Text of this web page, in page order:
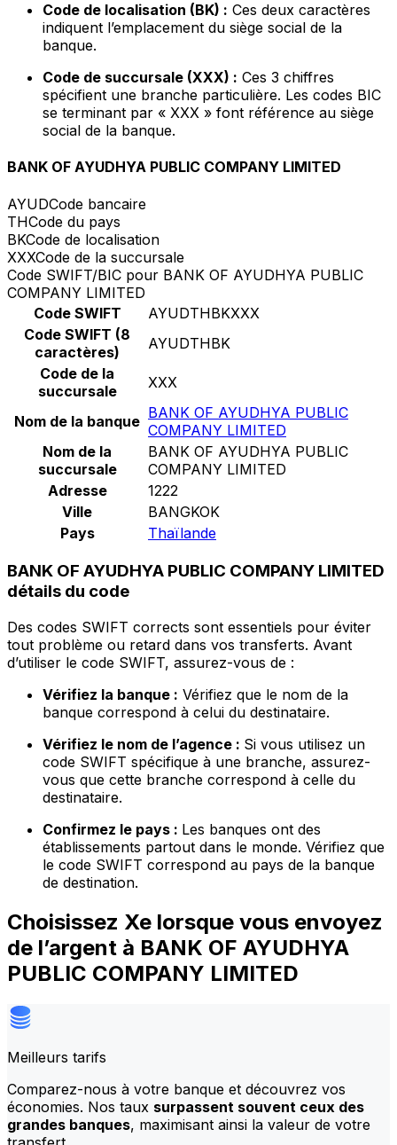
Code de localisation (BK) : Ces deux caractères
indiquent l’emplacement du siège social de la
banque.
Code de succursale (XXX) : Ces 3 chiffres
spécifient une branche particulière. Les codes BIC
se terminant par « XXX » font référence au siège
social de la banque.
BANK OF AYUDHYA PUBLIC COMPANY LIMITED
AYUDCode bancaire
THCode du pays
BKCode de localisation
XXXCode de la succursale
Code SWIFT/BIC pour BANK OF AYUDHYA PUBLIC
COMPANY LIMITED
Code SWIFT
AYUDTHBKXXX
Code SWIFT (8
caractères)
AYUDTHBK
Code de la
succursale
XXX
Nom de la banque BANK OF AYUDHYA PUBLIC
COMPANY LIMITED
Nom de la
succursale
BANK OF AYUDHYA PUBLIC
COMPANY LIMITED
Adresse
1222
Ville
BANGKOK
Pays
Thaïlande
BANK OF AYUDHYA PUBLIC COMPANY LIMITED
détails du code
Des codes SWIFT corrects sont essentiels pour éviter
tout problème ou retard dans vos transferts. Avant
d’utiliser le code SWIFT, assurez-vous de :
Vérifiez la banque : Vérifiez que le nom de la
banque correspond à celui du destinataire.
Vérifiez le nom de l’agence : Si vous utilisez un
code SWIFT spécifique à une branche, assurez-
vous que cette branche correspond à celle du
destinataire.
Confirmez le pays : Les banques ont des
établissements partout dans le monde. Vérifiez que
le code SWIFT correspond au pays de la banque
de destination.
Choisissez Xe lorsque vous envoyez
de l’argent à BANK OF AYUDHYA
PUBLIC COMPANY LIMITED
Meilleurs tarifs
Comparez-nous à votre banque et découvrez vos
économies. Nos taux surpassent souvent ceux des
grandes banques, maximisant ainsi la valeur de votre